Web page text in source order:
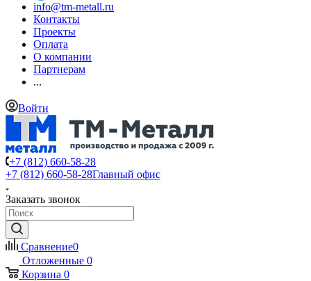
info@tm-metall.ru
Контакты
Проекты
Оплата
О компании
Партнерам
...
Войти
+7 (812) 660-58-28
+7 (812) 660-58-28Главный офис
Заказать звонок
Сравнение0
Отложенные 0
Корзина 0